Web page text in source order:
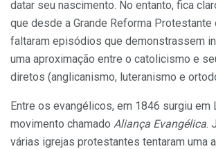
datar seu nascimento. No entanto, fica
que desde a Grande Reforma Protestante
faltaram episódios que demonstrassem
uma aproximação entre o catolicismo e
diretos (anglicanismo, luteranismo e
Entre os evangélicos, em 1846 surgiu em
movimento chamado Aliança Evangélica.
várias igrejas protestantes tentaram uma